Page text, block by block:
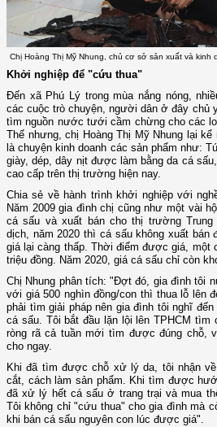
Chị Hoàng Thị Mỹ Nhung, chủ cơ sở sản xuất và kinh
Khởi nghiệp để "cứu thua"
Đến xã Phú Lý trong mùa nắng nóng,
các cuộc trò chuyện, người dân ở đây chủ
tìm nguồn nước tưới cầm chừng cho các
Thế nhưng, chị Hoàng Thị Mỹ Nhung lại
là chuyện kinh doanh các sản phẩm như:
giày, dép, dây nịt được làm bằng da cá
cao cấp trên thị trường hiện nay.
Chia sẻ về hành trình khởi nghiệp với
Năm 2009 gia đình chị cũng như một vài
cá sấu và xuất bán cho thị trường
dịch, năm 2020 thì cá sấu không xuất
giá lại càng thấp. Thời điểm được giá, một
triệu đồng. Năm 2020, giá cá sấu chỉ còn
Chị Nhung phân tích: "Đợt đó, gia đình tôi
với giá 500 nghìn đồng/con thì thua lỗ lên
phải tìm giải pháp nên gia đình tôi nghĩ
cá sấu. Tôi bắt đầu lặn lội lên TPHCM tìm
ròng rã cả tuần mới tìm được đúng chỗ,
cho ngay.
Khi đã tìm được chỗ xử lý da, tôi nhận
cắt, cách làm sản phẩm. Khi tìm được
đã xử lý hết cá sấu ở trang trại và mua
Tôi không chỉ "cứu thua" cho gia đình mà
khi bán cá sấu nguyên con lúc được giá".